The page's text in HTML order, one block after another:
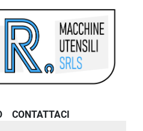
CONTATTACI